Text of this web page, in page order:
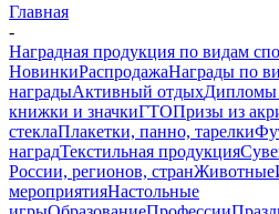
Главная
-
Наградная продукция по видам
НовинкиРаспродажаНаграды по
наградыАктивный отдыхДипломы
книжки и значкиГТОПризы из
стеклаПлакетки, панно, тарелки
наградТекстильная продукция
России, регионов, странЖивотные
мероприятияНастольные